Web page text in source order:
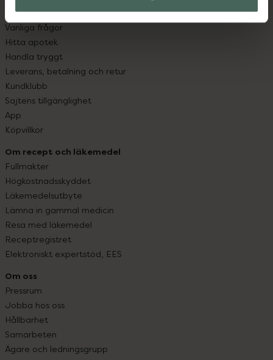
Kontakta oss
Vanliga frågor
Hitta apotek
Handla tryggt
Leverans, betalning och retur
Kundklubb
Sajtens tillgänglighet
App
Köpvillkor
Om recept och läkemedel
Fullmakter
Högkostnadsskyddet
Läkemedelsutbyte
Lämna in gammal medicin
Resa med läkemedel
Receptregistret
Elektroniskt expertstöd, EES
Om oss
Pressrum
Jobba hos oss
Hållbarhet
Samarbeten
Ägare och ledningsgrupp